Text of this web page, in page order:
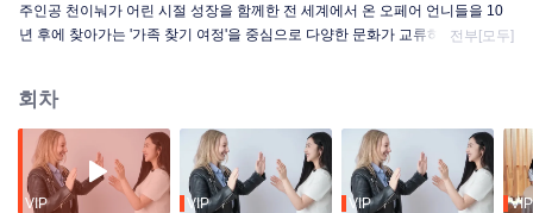
주인공 천이눠가 어린 시절 성장을 함께한 전 세계에서 온 오페어 언니들을 10
년 후에 찾아가는 '가족 찾기 여정'을 중심으로 다양한 문화가 교류하며 빚어낸
영향력을 생생하게 보여준다. 가족 같은 정과 우정의 아름다운 추억으로부터 재
회의 감동과 기쁨을 거쳐, 함께 나누는 세대 차이, 이상과 현실의 갈등, 배운 것
을 실천에 옮기는 방법 등 사회적 고민까지... 10여 년에 걸쳐 기록된 소중한 영
상과 재회의 특별한 시간 속에서, 한 개인의 성장과 시대의 발전이 깊이 연결되
어 있음을 선명하게 드러낸다. 한 중국 소녀와 세계 각국의 '양' 언니들 사이에 맺
전부[모두]
회차
VIP VIP VIP VIP